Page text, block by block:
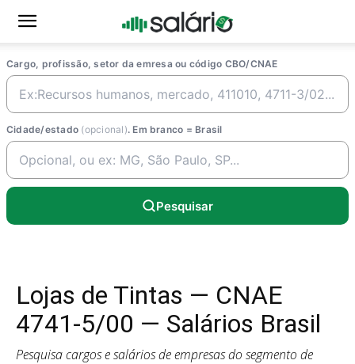
Cargo, profissão, setor da emresa ou código CBO/CNAE
Cidade/estado (opcional). Em branco = Brasil
Pesquisar
Lojas de Tintas — CNAE
4741-5/00 — Salários Brasil
Pesquisa cargos e salários de empresas do segmento de